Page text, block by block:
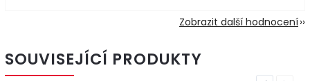
Zobrazit další hodnocení
SOUVISEJÍCÍ PRODUKTY